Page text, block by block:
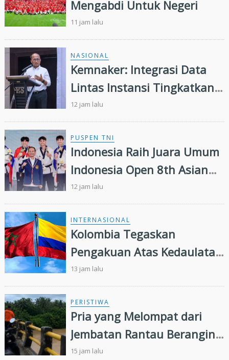
Mengabdi Untuk Negeri
11 jam lalu
NASIONAL
Kemnaker: Integrasi Data
Lintas Instansi Tingkatkan
Kualitas Layanan
Ketenagakerjaan
12 jam lalu
PUSPEN TNI
Indonesia Raih Juara Umum
Indonesia Open 8th Asian
Taekwondo Indonesia Open
Championships 2026
12 jam lalu
INTERNASIONAL
Kolombia Tegaskan
Pengakuan Atas Kedaulatan
Maroko di Wilayah Sahara,
Presiden IMSB Beri Apresiasi
13 jam lalu
PERISTIWA
Pria yang Melompat dari
Jembatan Rantau Berangin
Belum Ditemukan,
15 jam lalu